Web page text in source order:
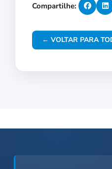
Compartilhe:
← VOLTAR PARA